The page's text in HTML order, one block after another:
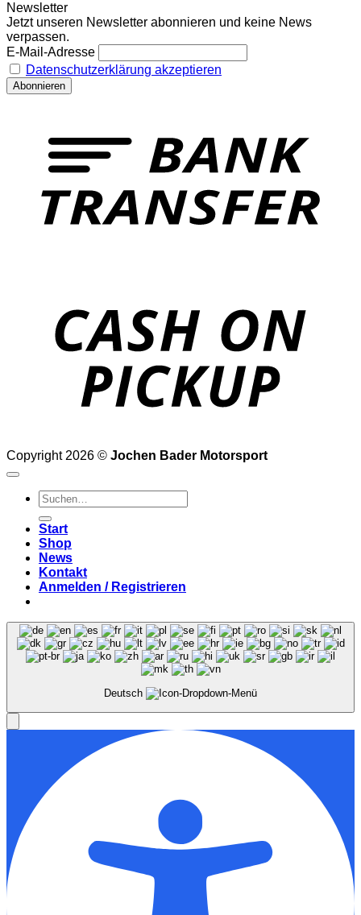
Newsletter
Jetzt unseren Newsletter abonnieren und keine News
verpassen.
E-Mail-Adresse
Datenschutzerklärung akzeptieren
Copyright 2026 © Jochen Bader Motorsport
Suchen
nach:
Start
Shop
News
Kontakt
Anmelden / Registrieren
Deutsch